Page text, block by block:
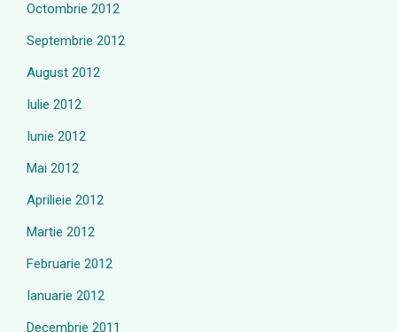
Octombrie 2012
Septembrie 2012
August 2012
Iulie 2012
Iunie 2012
Mai 2012
Aprilieie 2012
Martie 2012
Februarie 2012
Ianuarie 2012
Decembrie 2011